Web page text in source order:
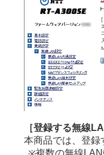
［登録する無線
本商品では、登録